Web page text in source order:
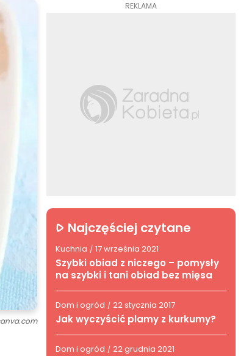
REKLAMA
Najczęściej czytane
Kuchnia / 17 września 2021
Szybki obiad z niczego – pomysły
na szybki i tani obiad bez mięsa
Dom i ogród / 22 stycznia 2017
Jak wyczyścić plamy z kurkumy?
Dom i ogród / 22 grudnia 2021